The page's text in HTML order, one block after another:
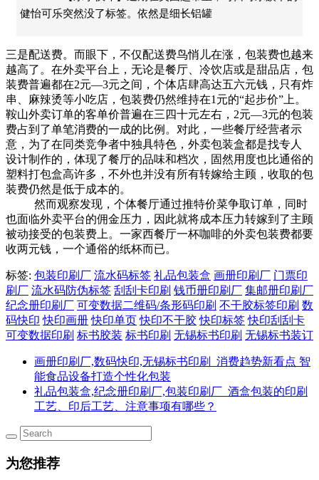
健怡可乐突然没了标签。依然是细长铝罐
三是配送费。而眼下，不仅配送费鸟悄儿在涨，包装费也越来
越高了。在外卖平台上，无论是餐厅、冷饮店或是甜品店，包
装费普遍都在2元—3元之间，个体店肆高达五六元钱，只有炸
串、麻辣烫等小吃店，包装费仍然维持在1元的“起步价”上。
鞍山外卖订单的客单价普遍在三四十元左右，2元—3元的包装
费占到了单笔消费的一成的比例。对此，一些餐厅经营者示
意，为了在同类竞争者中独具特色，外卖包装盒都是找专人
设计制作的，体现了餐厅的品味和档次，固然用度也比通俗的
塑料打包盒高许多，不外也并没有所有转嫁给主顾，收取的包
装费仍然是低于成本的。
然而观察发现，个体餐厅通过推特价菜争取订单，同时
也面临外卖平台的佣金压力，因此就将成本压力转嫁到了主顾
被动接受的包装费上。一家西餐厅一杯咖啡的外卖包装费都要
收两元钱，一个通俗的纸杯而已。
标签: 包装印刷厂 流水码标签 礼品包装盒 画册印刷厂 门票印
刷厂 流水码防伪标签 刮刮卡印刷 钱币册印刷厂 集邮册印刷厂
纪念册印刷厂 可变数据二维码/条形码印刷 不干胶标签印刷 数
码快印 快印画册 快印单页 快印不干胶 快印标签 快印刮刮卡
可变数据印刷 标书胶装 标书印刷 无锡标书印刷 无锡标书装订
画册印刷厂,数码快印,无锡标书印刷_消费趋势新看点 智
能食品设备打造个性化包装
礼品包装盒,纪念册印刷厂,包装印刷厂_酒盒包装的印刷
工艺、印后工艺、注意事项有哪些？
为您推荐